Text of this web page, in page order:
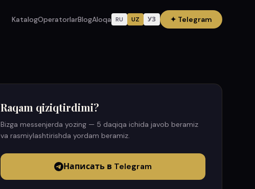
KatalogOperatorlarBlogAloqa RU UZ УЗ ✦ Telegram
Raqam qiziqtirdimi?
Bizga messenjerda yozing — 5 daqiqa ichida javob beramiz
va rasmiylashtirishda yordam beramiz.
Написать в Telegram